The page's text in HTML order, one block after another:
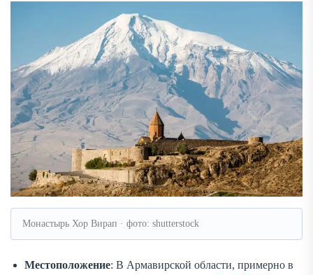
Монастырь Хор Вирап · фото: shutterstock
Местоположение: В Армавирской области, примерно в